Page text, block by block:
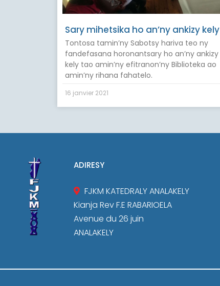
Sary mihetsika ho an’ny ankizy kely
Tontosa tamin’ny Sabotsy hariva teo ny
fandefasana horonantsary ho an’ny ankizy
kely tao amin’ny efitranon’ny Biblioteka ao
amin’ny rihana fahatelo.
16 janvier 2021
ADIRESY
FJKM KATEDRALY ANALAKELY
Kianja Rev F.E RABARIOELA
Avenue du 26 juin
ANALAKELY